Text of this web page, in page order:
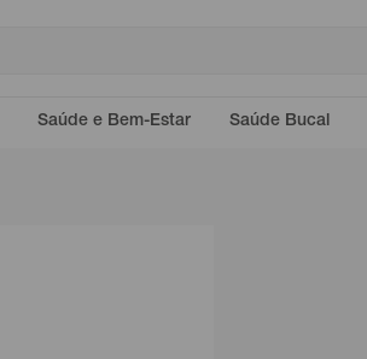
Saúde e Bem-Estar Saúde Bucal